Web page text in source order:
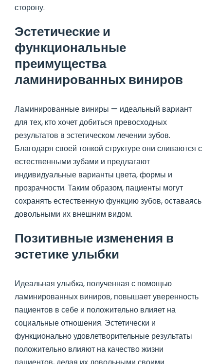
сторону.
Эстетические и
функциональные
преимущества
ламинированных виниров
Ламинированные виниры — идеальный вариант
для тех, кто хочет добиться превосходных
результатов в эстетическом лечении зубов.
Благодаря своей тонкой структуре они сливаются с
естественными зубами и предлагают
индивидуальные варианты цвета, формы и
прозрачности. Таким образом, пациенты могут
сохранять естественную функцию зубов, оставаясь
довольными их внешним видом.
Позитивные изменения в
эстетике улыбки
Идеальная улыбка, полученная с помощью
ламинированных виниров, повышает уверенность
пациентов в себе и положительно влияет на
социальные отношения. Эстетически и
функционально удовлетворительные результаты
положительно влияют на качество жизни